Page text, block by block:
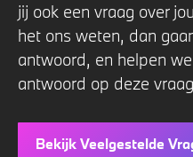
jij ook een vraag over
het ons weten, dan
antwoord, en helpen
antwoord op deze
Bekijk Veelgestelde